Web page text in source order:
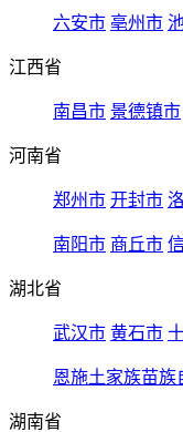
六安市 亳州市
江西省
南昌市 景德镇市
河南省
郑州市 开封市
南阳市 商丘市
湖北省
武汉市 黄石市
恩施土家族苗族
湖南省